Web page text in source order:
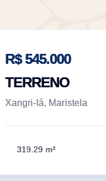
R$ 545.000
TERRENO
Xangri-lá, Maristela
319.29 m²